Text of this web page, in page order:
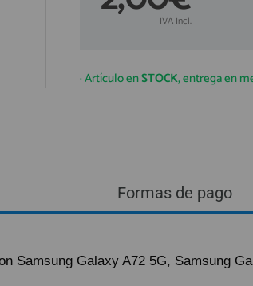
IVA Incl.
· Artículo enSTOCK, entrega en
Formas de pago
Samsung Galaxy A72 5G, Samsung